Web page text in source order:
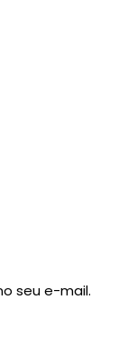
seu e-mail.